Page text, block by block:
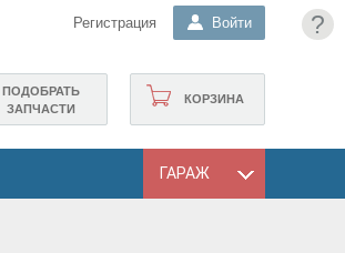
?
Регистрация Войти
КОРЗИНА
ПОДОБРАТЬ
ЗАПЧАСТИ
ГАРАЖ